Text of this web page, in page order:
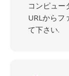
コンピュー
URLからフ
て下さい.